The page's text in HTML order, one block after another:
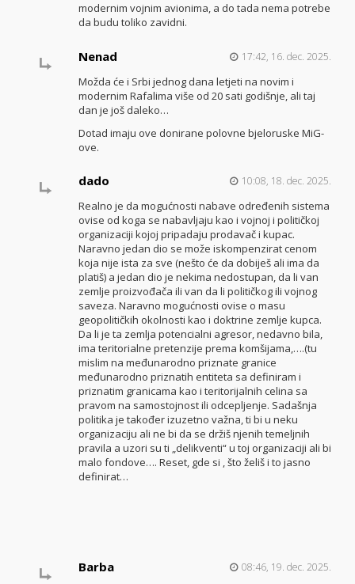
modernim vojnim avionima, a do tada nema potrebe
da budu toliko zavidni.
Nenad 17:42, 16. dec. 2025.
Možda će i Srbi jednog dana letjeti na novim i
modernim Rafalima više od 20 sati godišnje, ali taj
dan je još daleko…
Dotad imaju ove donirane polovne bjeloruske MiG-
ove.
dado 10:08, 18. dec. 2025.
Realno je da mogućnosti nabave određenih sistema
ovise od koga se nabavljaju kao i vojnoj i političkoj
organizaciji kojoj pripadaju prodavač i kupac.
Naravno jedan dio se može iskompenzirat cenom
koja nije ista za sve (nešto će da dobiješ ali ima da
platiš) a jedan dio je nekima nedostupan, da li van
zemlje proizvođača ili van da li političkog ili vojnog
saveza. Naravno mogućnosti ovise o masu
geopolitičkih okolnosti kao i doktrine zemlje kupca.
Da li je ta zemlja potencialni agresor, nedavno bila,
ima teritorialne pretenzije prema komšijama,….(tu
mislim na međunarodno priznate granice
međunarodno priznatih entiteta sa definiram i
priznatim granicama kao i teritorijalnih celina sa
pravom na samostojnost ili odcepljenje. Sadašnja
politika je također izuzetno važna, ti bi u neku
organizaciju ali ne bi da se držiš njenih temeljnih
pravila a uzori su ti „delikventi“ u toj organizaciji ali bi
malo fondove…. Reset, gde si , što želiš i to jasno
definirat…
Barba 08:46, 19. dec. 2025.